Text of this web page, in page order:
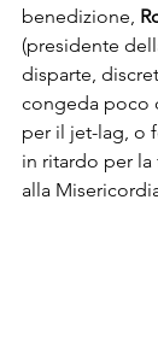
benedizione,
(presidente
disparte,
congeda poco
per il jet-lag, o
in ritardo per
alla